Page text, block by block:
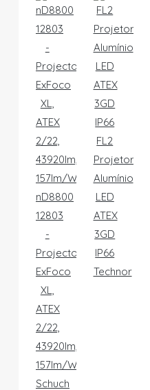
nD8800
12803
-
Projector
ExFoco
XL,
ATEX
2/22,
43920lm,
157lm/W
Schuch
FL2
Projetor
Alumínio
LED
ATEX
3GD
IP66
Technor